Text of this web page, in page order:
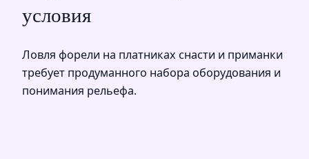
условия
Ловля форели на платниках снасти и приманки
требует продуманного набора оборудования и
понимания рельефа.